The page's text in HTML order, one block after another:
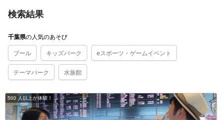
検索結果
千葉県の人気のあそび
プール
キッズパーク eスポーツ・ゲームイベント
テーマパーク 水族館
500 人以上が体験！